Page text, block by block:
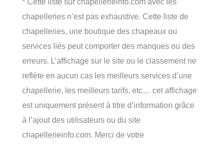
chapelleries n’est pas exhaustive. Cette liste de
chapelleries, une boutique des chapeaux ou
services liés peut comporter des manques ou des
erreurs. L’affichage sur le site ou le classement ne
reflète en aucun cas les meilleurs services d’une
chapellerie, les meilleurs tarifs, etc… cet affichage
est uniquement présent à titre d’information grâce
à l’ajout des utilisateurs ou du site
chapellerieinfo.com. Merci de votre